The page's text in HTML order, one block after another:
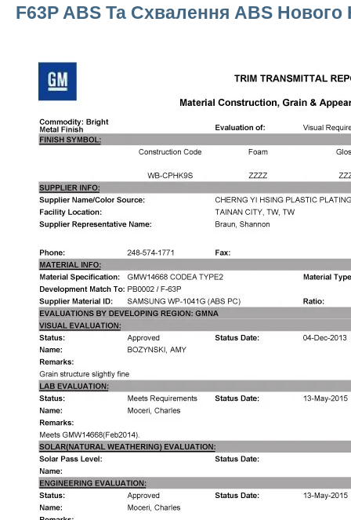
F63P ABS Та Схвалення ABS Нового